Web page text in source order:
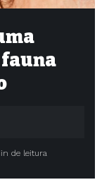
de leitura